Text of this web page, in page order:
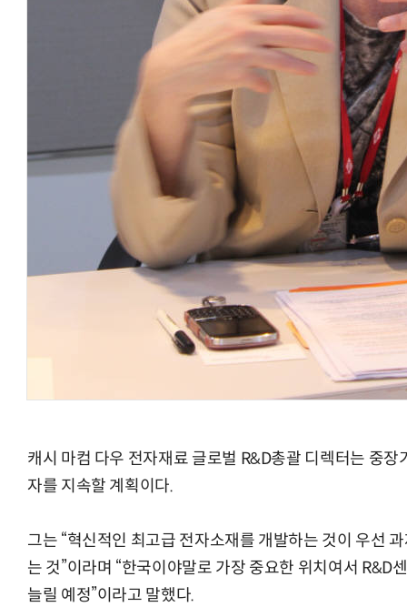
캐시 마컴 다우 전자재료 글로벌 R&D총괄 디렉터는 중
자를 지속할 계획이다.
그는 “혁신적인 최고급 전자소재를 개발하는 것이 우선
는 것”이라며 “한국이야말로 가장 중요한 위치여서
늘릴 예정”이라고 말했다.